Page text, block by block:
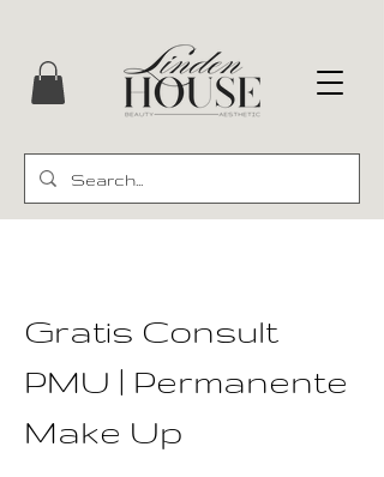
Gratis Consult
PMU | Permanente
Make Up